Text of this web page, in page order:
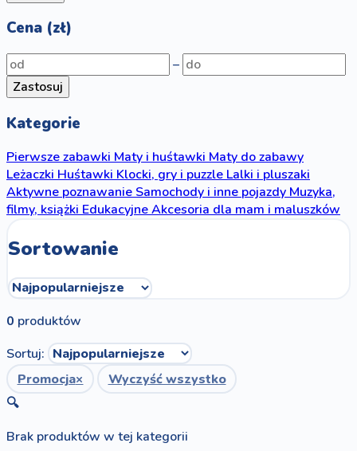
Cena (zł)
–
Zastosuj
Kategorie
Pierwsze zabawkiMaty i huśtawkiMaty do zabawy
LeżaczkiHuśtawkiKlocki, gry i puzzleLalki i pluszaki
Aktywne poznawanieSamochody i inne pojazdyMuzyka,
filmy, książkiEdukacyjneAkcesoria dla mam i maluszków
Sortowanie
0 produktów
Sortuj:
Promocja×
Wyczyść wszystko
🔍
Brak produktów w tej kategorii